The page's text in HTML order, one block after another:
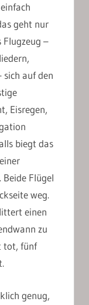
geht nur
Flugzeug –
sich auf den
Eisregen,
biegt das
Flügel
weg.
einen
zu
tot, fünf
genug,